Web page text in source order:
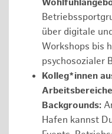
über digitale
Workshops bis
psychosozialer
Kolleg*innen
Backgrounds:
Hafen kannst